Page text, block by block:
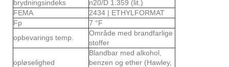
brydningsindeks
n20/D 1.359 (lit.)
FEMA
2434 | ETHYLFORMAT
Fp
7 °F
opbevarings temp.
Område med brandfarlige
stoffer
opløselighed
Blandbar med alkohol,
benzen og ether (Hawley,